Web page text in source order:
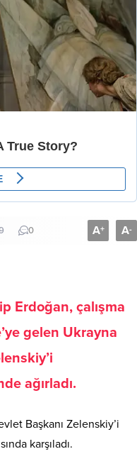
0 A+ A-
Erdoğan, çalışma
gelen Ukrayna
ağırladı.
Başkanı Zelenskiy’i
karşıladı.